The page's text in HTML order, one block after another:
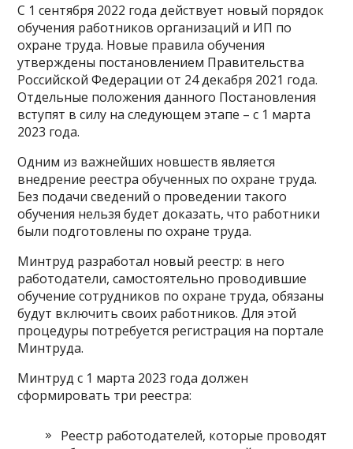
С 1 сентября 2022 года действует новый порядок
обучения работников организаций и ИП по
охране труда. Новые правила обучения
утверждены постановлением Правительства
Российской Федерации от 24 декабря 2021 года.
Отдельные положения данного Постановления
вступят в силу на следующем этапе – с 1 марта
2023 года.
Одним из важнейших новшеств является
внедрение реестра обученных по охране труда.
Без подачи сведений о проведении такого
обучения нельзя будет доказать, что работники
были подготовлены по охране труда.
Минтруд разработал новый реестр: в него
работодатели, самостоятельно проводившие
обучение сотрудников по охране труда, обязаны
будут включить своих работников. Для этой
процедуры потребуется регистрация на портале
Минтруда.
Минтруд с 1 марта 2023 года должен
сформировать три реестра:
Реестр работодателей, которые проводят